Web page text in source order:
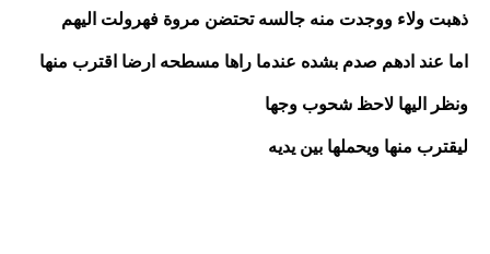
ذهبت ولاء ووجدت منه جالسه تحتضن مروة فهرولت اليهم
ونظر اليها لاحظ شحوب وجها
ليقترب منها ويحملها بين يديه